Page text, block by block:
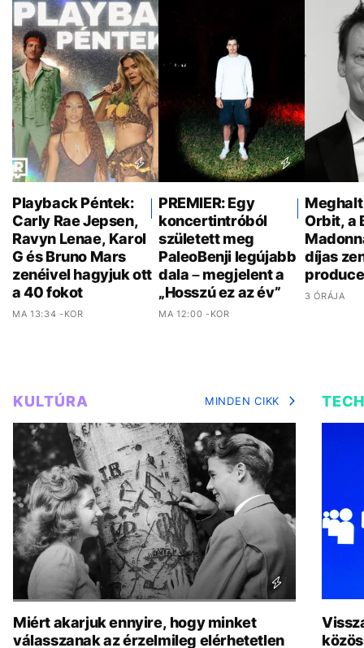
Playback Péntek:
Carly Rae Jepsen,
Ravyn Lenae, Karol
G és Bruno Mars
zenéivel hagyjuk ott
a 40 fokot
MA 13:34 -KOR
PREMIER: Egy
koncertintróból
született meg
PaleoBenji legújabb
dala – megjelent a
„Hosszú ez az év”
MA 12:00 -KOR
Orbit, a
díjas
3 ÓRÁJA
KULTÚRA MINDEN CIKK
Miért akarjuk ennyire, hogy minket
válasszanak az érzelmileg elérhetetlen